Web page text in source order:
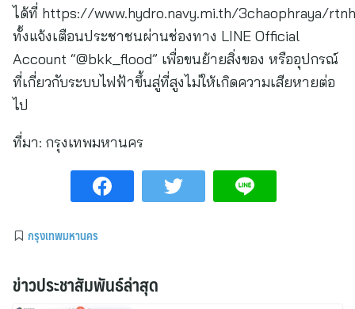
ได้ที่ https://www.hydro.navy.mi.th/3chaophraya/
ทั้งแจ้งเตือนประชาชนผ่านช่องทาง LINE Official
Account “@bkk_flood” เพื่อขนย้ายสิ่งของ หรืออุปกรณ์
ที่เกี่ยวกับระบบไฟฟ้าขึ้นสู่ที่สูงไม่ให้เกิดความเสียหายต่อ
ไป
ที่มา: กรุงเทพมหานคร
กรุงเทพมหานคร
ข่าวประชาสัมพันธ์ล่าสุด